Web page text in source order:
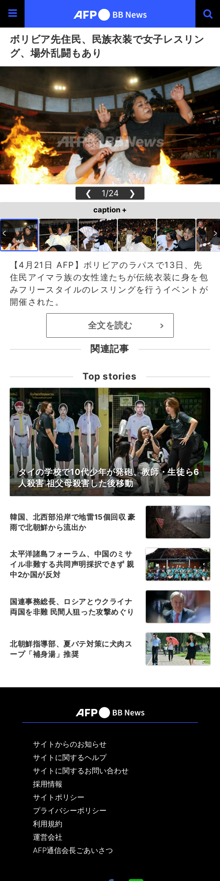
ボリビア先住民、民族衣装で女子レスリン
グ、場外乱闘もあり
❮ 1/24 ❯
caption +
【4月21日 AFP】ボリビアのラパスで13日、先
住民アイマラ族の女性達たちが伝統衣装に身を包
みフリースタイルのレスリングを行うイベントが
開催された。
全文を読む >
関連記事
Top stories
タイの学校で10代少年が発砲、教師・生徒ら6
人殺害 祖父母殺害した後移動
韓国、北西部沿岸で地雷15個回収 豪
雨で北朝鮮から流出か
太平洋諸島フォーラム、中国のミサ
イル非難する共同声明採択できず 親
中2か国が反対
国連事務総長、ロシアとウクライナ
両国を非難 民間人狙った攻撃めぐり
北朝鮮指導部、夏バテ対策に犬肉ス
ープ「補身湯」推奨
サイトからのお知らせ
サイトに関するヘルプ
サイトに関するお問い合わせ
採用情報
サイトポリシー
プライバシーポリシー
利用規約
運営会社
AFP通信会長ごあいさつ